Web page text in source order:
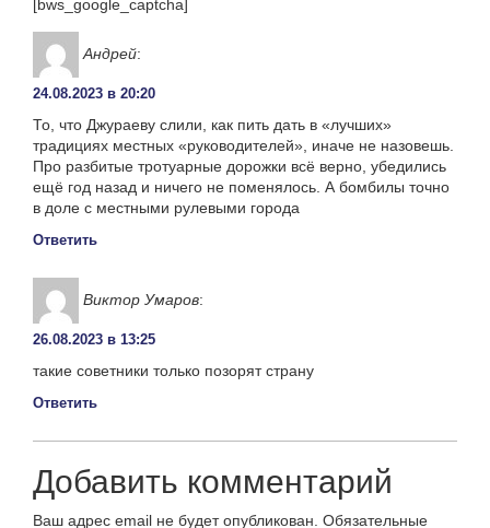
[bws_google_captcha]
Андрей:
24.08.2023 в 20:20
То, что Джураеву слили, как пить дать в «лучших»
традициях местных «руководителей», иначе не назовешь.
Про разбитые тротуарные дорожки всё верно, убедились
ещё год назад и ничего не поменялось. А бомбилы точно
в доле с местными рулевыми города
Ответить
Виктор Умаров:
26.08.2023 в 13:25
такие советники только позорят страну
Ответить
Добавить комментарий
Ваш адрес email не будет опубликован. Обязательные